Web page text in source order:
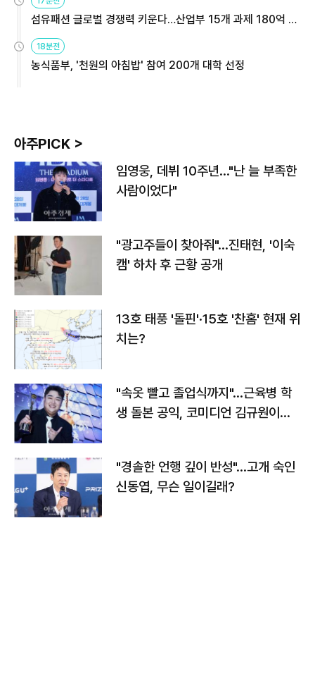
섬유패션 글로벌 경쟁력 키운다…산업부 15개 과제 180억 지
원
18분전
농식품부, '천원의 아침밥' 참여 200개 대학 선정
아주PICK >
임영웅, 데뷔 10주년…"난 늘 부족한
사람이었다"
"광고주들이 찾아줘"…진태현, '이숙
캠' 하차 후 근황 공개
13호 태풍 '돌핀'·15호 '찬홈' 현재 위
치는?
"속옷 빨고 졸업식까지"…근육병 학
생 돌본 공익, 코미디언 김규원이었
"경솔한 언행 깊이 반성"…고개 숙인
신동엽, 무슨 일이길래?